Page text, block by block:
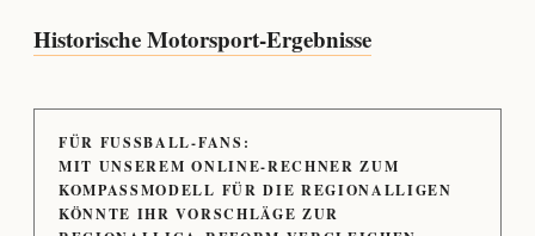
Historische Motorsport-Ergebnisse
FÜR FUSSBALL-FANS:
MIT UNSEREM ONLINE-RECHNER ZUM
KOMPASSMODELL FÜR DIE REGIONALLIGEN
KÖNNTE IHR VORSCHLÄGE ZUR